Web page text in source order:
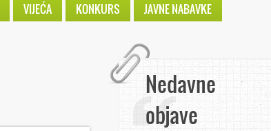
VIJEĆA KONKURS JAVNE NABAVKE
Nedavne
objave